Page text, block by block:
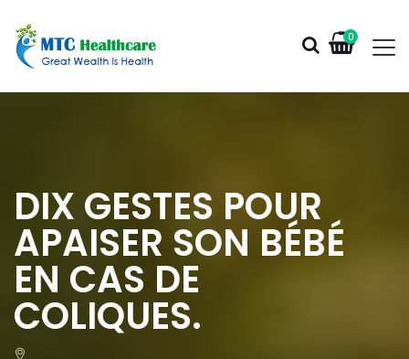
0
DIX GESTES POUR
APAISER SON BÉBÉ
EN CAS DE
COLIQUES.